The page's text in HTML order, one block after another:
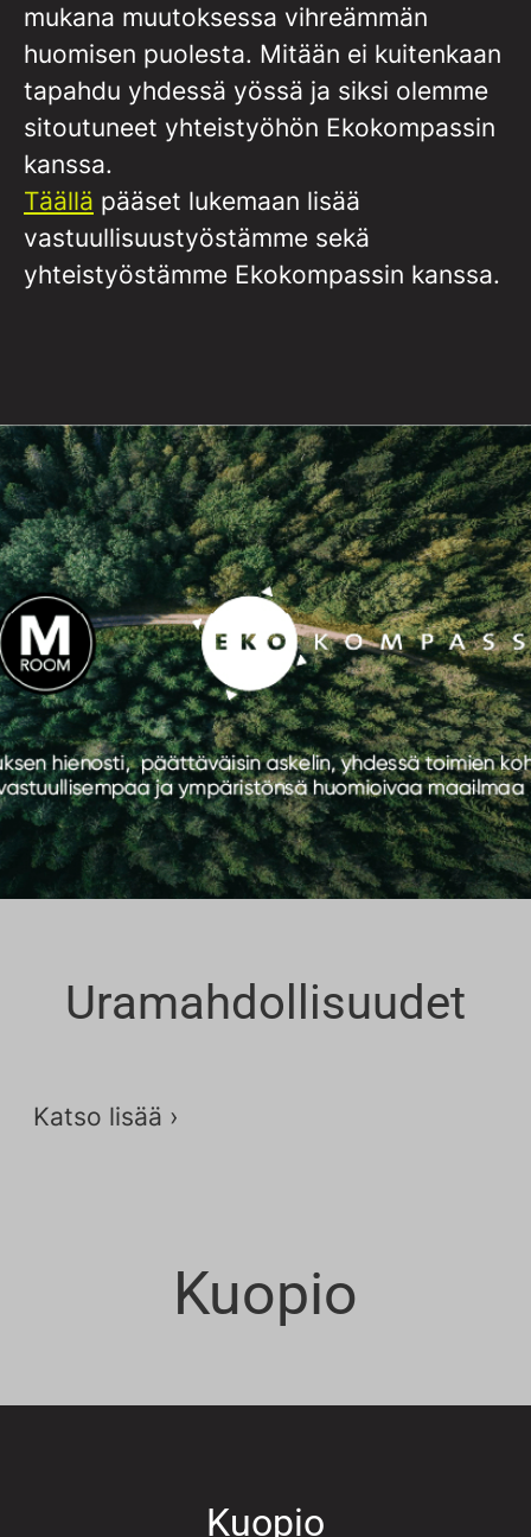
mukana muutoksessa vihreämmän
huomisen puolesta. Mitään ei kuitenkaan
tapahdu yhdessä yössä ja siksi olemme
sitoutuneet yhteistyöhön Ekokompassin
kanssa.
Täällä pääset lukemaan lisää
vastuullisuustyöstämme sekä
yhteistyöstämme Ekokompassin kanssa.
Uramahdollisuudet
Katso lisää ›
Kuopio
Kuopio